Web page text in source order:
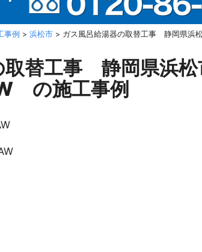
事例 > 浜松市 > ガス風呂給湯器の取替工事 静岡県
取替工事 静岡県
の施工事例